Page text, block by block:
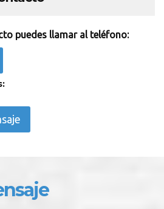
puedes llamar al teléfono: